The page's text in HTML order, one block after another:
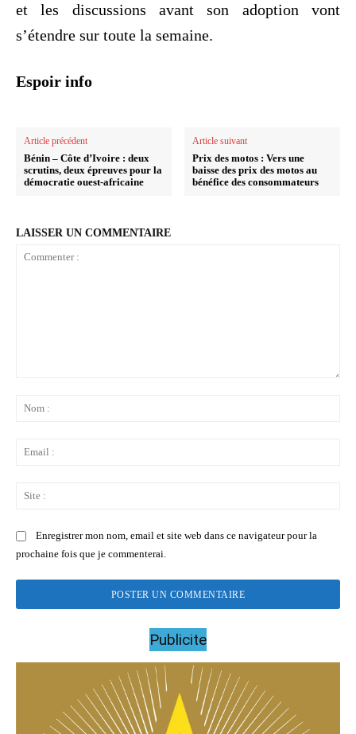
et les discussions avant son adoption vont
s’étendre sur toute la semaine.
Espoir info
Article précédent
Bénin – Côte d’Ivoire : deux
scrutins, deux épreuves pour la
démocratie ouest-africaine
Article suivant
Prix des motos : Vers une
baisse des prix des motos au
bénéfice des consommateurs
LAISSER UN COMMENTAIRE
Enregistrer mon nom, email et site web dans ce navigateur pour la
prochaine fois que je commenterai.
Publicite